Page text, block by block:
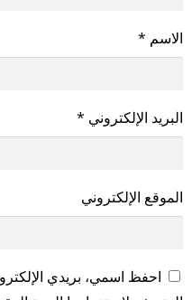
الاسم *
البريد الإلكتروني *
الموقع الإلكتروني
احفظ اسمي، بريدي